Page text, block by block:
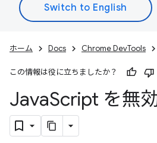
ホーム Docs Chrome DevTools
この情報は役に立ちましたか？
JavaScript を無